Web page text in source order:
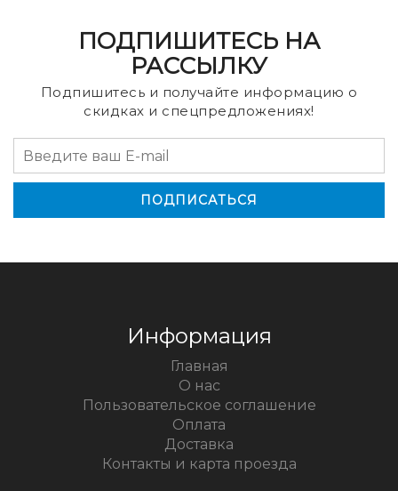
ПОДПИШИТЕСЬ НА
РАССЫЛКУ
Подпишитесь и получайте информацию о
скидках и спецпредложениях!
Информация
Главная
О нас
Пользовательское соглашение
Оплата
Доставка
Контакты и карта проезда